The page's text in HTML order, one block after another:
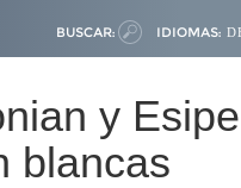
BUSCAR: IDIOMAS:
y
blancas